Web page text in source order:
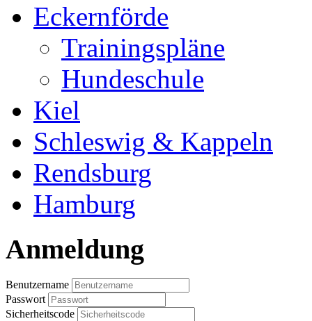
Eckernförde
Trainingspläne
Hundeschule
Kiel
Schleswig & Kappeln
Rendsburg
Hamburg
Anmeldung
Benutzername
Passwort
Sicherheitscode